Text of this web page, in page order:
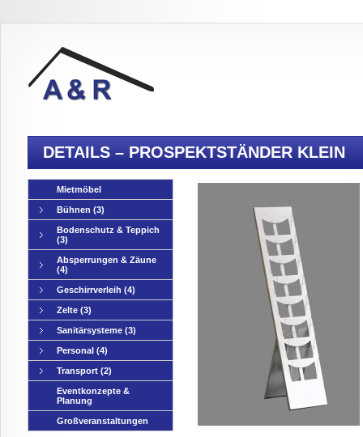
DETAILS – PROSPEKTSTÄNDER KLEIN
Mietmöbel
Bühnen (3)
Bodenschutz & Teppich
(3)
Absperrungen & Zäune
(4)
Geschirrverleih (4)
Zelte (3)
Sanitärsysteme (3)
Personal (4)
Transport (2)
Eventkonzepte &
Planung
Großveranstaltungen